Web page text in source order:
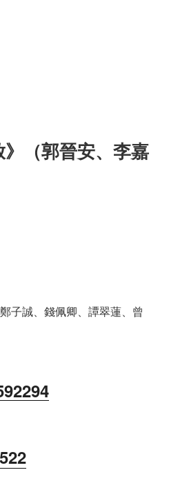
（郭晉安、李嘉
子誠、錢佩卿、譚翠蓮、曾